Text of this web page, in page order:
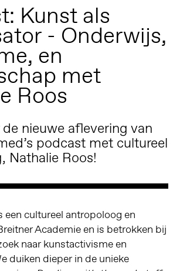
Kunst als
- Onderwijs,
en
met
Roos
nieuwe aflevering van
podcast met cultureel
Nathalie Roos!
een cultureel antropoloog en
Academie en is betrokken bij
naar kunstactivisme en
duiken dieper in de unieke